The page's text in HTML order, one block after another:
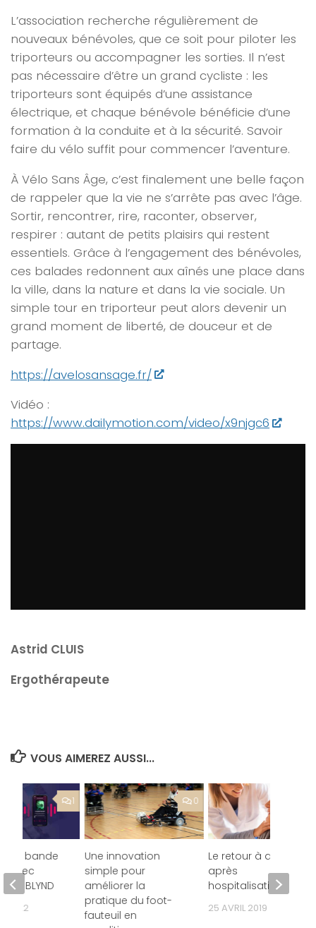
L’association recherche régulièrement de
nouveaux bénévoles, que ce soit pour piloter les
triporteurs ou accompagner les sorties. Il n’est
pas nécessaire d’être un grand cycliste : les
triporteurs sont équipés d’une assistance
électrique, et chaque bénévole bénéficie d’une
formation à la conduite et à la sécurité. Savoir
faire du vélo suffit pour commencer l’aventure.
À Vélo Sans Âge, c’est finalement une belle façon
de rappeler que la vie ne s’arrête pas avec l’âge.
Sortir, rencontrer, rire, raconter, observer,
respirer : autant de petits plaisirs qui restent
essentiels. Grâce à l’engagement des bénévoles,
ces balades redonnent aux aînés une place dans
la ville, dans la nature et dans la vie sociale. Un
simple tour en triporteur peut alors devenir un
grand moment de liberté, de douceur et de
partage.
https://avelosansage.fr/
Vidéo :
https://www.dailymotion.com/video/x9njgc6
Astrid CLUIS
Ergothérapeute
VOUS AIMEREZ AUSSI...
0
Une innovation
simple pour
améliorer la
pratique du foot-
fauteuil en
Le retour à domicile
après
hospitalisation
25 AVRIL 2019
1
une bande
avec
BLYND
2022